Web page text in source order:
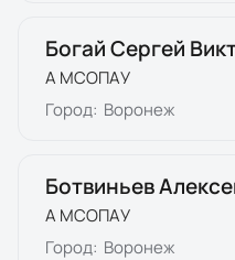
Богай Сергей
А МСОПАУ
Город: Воронеж
Ботвиньев
А МСОПАУ
Город: Воронеж